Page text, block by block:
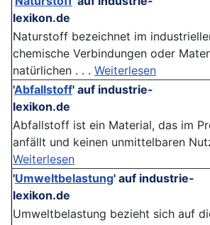
lexikon.de
Naturstoff bezeichnet im
chemische Verbindungen oder
natürlichen . . . Weiterlesen
'Abfallstoff' auf industrie-
lexikon.de
Abfallstoff ist ein Material, das im
anfällt und keinen unmittelbaren
Weiterlesen
'Umweltbelastung' auf industrie-
lexikon.de
Umweltbelastung bezieht sich auf